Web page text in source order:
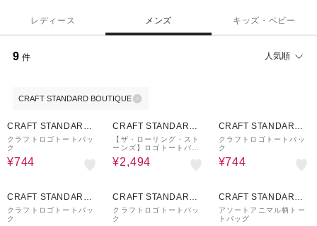
レディース メンズ キッズ・ベビー
9 件 人気順
CRAFT STANDARD BOUTIQUE
CRAFT STANDARD
BOUTIQUE
クラフトロゴトートバッ
ク
¥744
CRAFT STANDARD
BOUTIQUE
【ザ・ローリング・スト
ーンズ】ロゴトートバッ
グ
¥2,494
CRAFT STANDARD
BOUTIQUE
クラフトロゴトートバッ
ク
¥744
CRAFT STANDARD
BOUTIQUE
クラフトロゴトートバッ
ク
CRAFT STANDARD
BOUTIQUE
クラフトロゴトートバッ
ク
CRAFT STANDARD
BOUTIQUE
アソートアニマル柄トー
トバッグ